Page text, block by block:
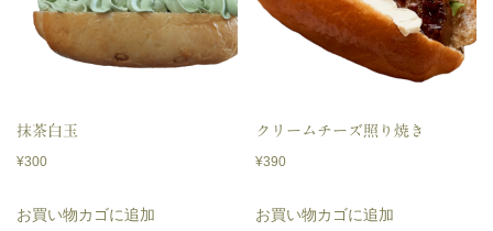
抹茶白玉
¥300
お買い物カゴに追加
クリームチーズ照り焼き
¥390
お買い物カゴに追加